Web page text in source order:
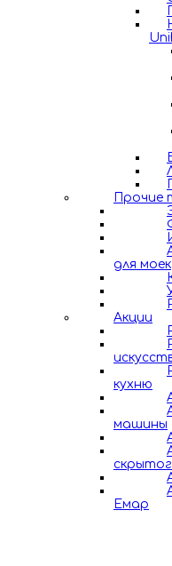
Прочие
для моек
Акции
кухню
машины
Емар